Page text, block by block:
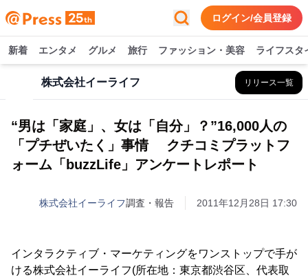
ログイン/会員登録
新着 エンタメ グルメ 旅行 ファッション・美容 ライフスタ
株式会社イーライフ リリース一覧
“男は「家庭」、女は「自分」？”16,000人の
「プチぜいたく」事情 クチコミプラットフ
ォーム「buzzLife」アンケートレポート
株式会社イーライフ調査・報告 2011年12月28日 17:30
インタラクティブ・マーケティングをワンストップで手が
ける株式会社イーライフ(所在地：東京都渋谷区、代表取